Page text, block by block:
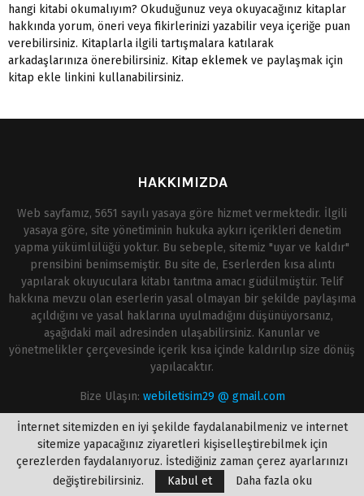
hangi kitabi okumalıyım? Okuduğunuz veya okuyacağınız kitaplar
hakkında yorum, öneri veya fikirlerinizi yazabilir veya içeriğe puan
verebilirsiniz. Kitaplarla ilgili tartışmalara katılarak
arkadaşlarınıza önerebilirsiniz. Kitap eklemek ve paylaşmak için
kitap ekle linkini kullanabilirsiniz.
HAKKIMIZDA
Web sayfamız, 5651 sayılı yasaya göre hizmet vermektedir. İlgili
yasaya göre, site yönetiminin hukuka aykırı içerikleri denetim
yapma yükümlülüğü yoktur. Bu sebeple, sitemiz "uyar ve kaldır"
prensibini benimsemiştir. Bu site de, Eserlerden kısa alıntı
yapılarak okuyuculara kitabı tanıtma amacı güdülmüştür. Telif
hakkına mevzu olan eserlerin yasal olmayan bir şekilde paylaşıma
açıldığını ve yasal haklarına uyulmadığını düşünüyorsanız,
aşağıdaki mail adresinden ulaşabilirsiniz. Kanunlar ve
yönetmelikler çerçevesinde içerik kısa içinde kaldırılıp size dönüş
yapılacaktır.
Bize Ulaşın: webiletisim29 @ gmail.com
@2020 - onlinekitapoku.com
İnternet sitemizden en iyi şekilde faydalanabilmeniz ve internet
sitemize yapacağınız ziyaretleri kişiselleştirebilmek için
çerezlerden faydalanıyoruz. İstediğiniz zaman çerez ayarlarınızı
değiştirebilirsiniz.
Kabul et Daha fazla oku